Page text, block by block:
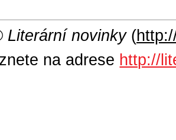
Literární novinky(
na adrese http://